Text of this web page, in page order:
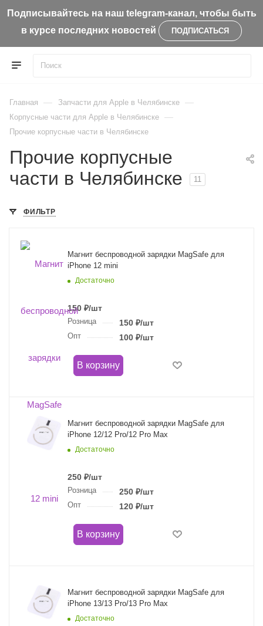
Подписывайтесь на наш telegram-канал, чтобы быть
в курсе последних новостей
ПОДПИСАТЬСЯ
Главная — Запчасти для Apple в Челябинске —
Корпусные части для Apple в Челябинске —
Прочие корпусные части в Челябинске
Прочие корпусные
части в Челябинске
11
ФИЛЬТР
Магнит беспроводной зарядки MagSafe для
iPhone 12 mini
Достаточно
150 ₽/шт
Розница 150₽/шт
Опт 100₽/шт
В корзину
Магнит беспроводной зарядки MagSafe для
iPhone 12/12 Pro/12 Pro Max
Достаточно
250 ₽/шт
Розница 250₽/шт
Опт 120₽/шт
В корзину
Магнит беспроводной зарядки MagSafe для
iPhone 13/13 Pro/13 Pro Max
Достаточно